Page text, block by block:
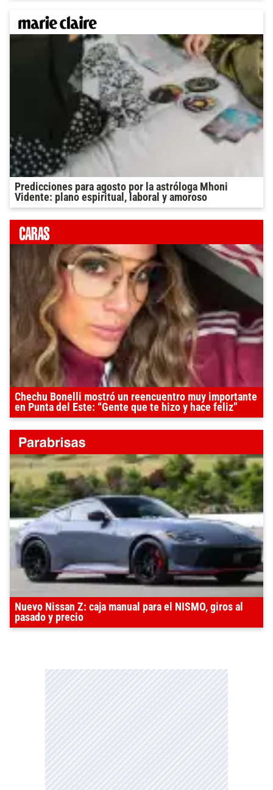
Predicciones para agosto por la astróloga Mhoni
Vidente: plano espiritual, laboral y amoroso
Chechu Bonelli mostró un reencuentro muy importante
en Punta del Este: “Gente que te hizo y hace feliz”
Nuevo Nissan Z: caja manual para el NISMO, giros al
pasado y precio